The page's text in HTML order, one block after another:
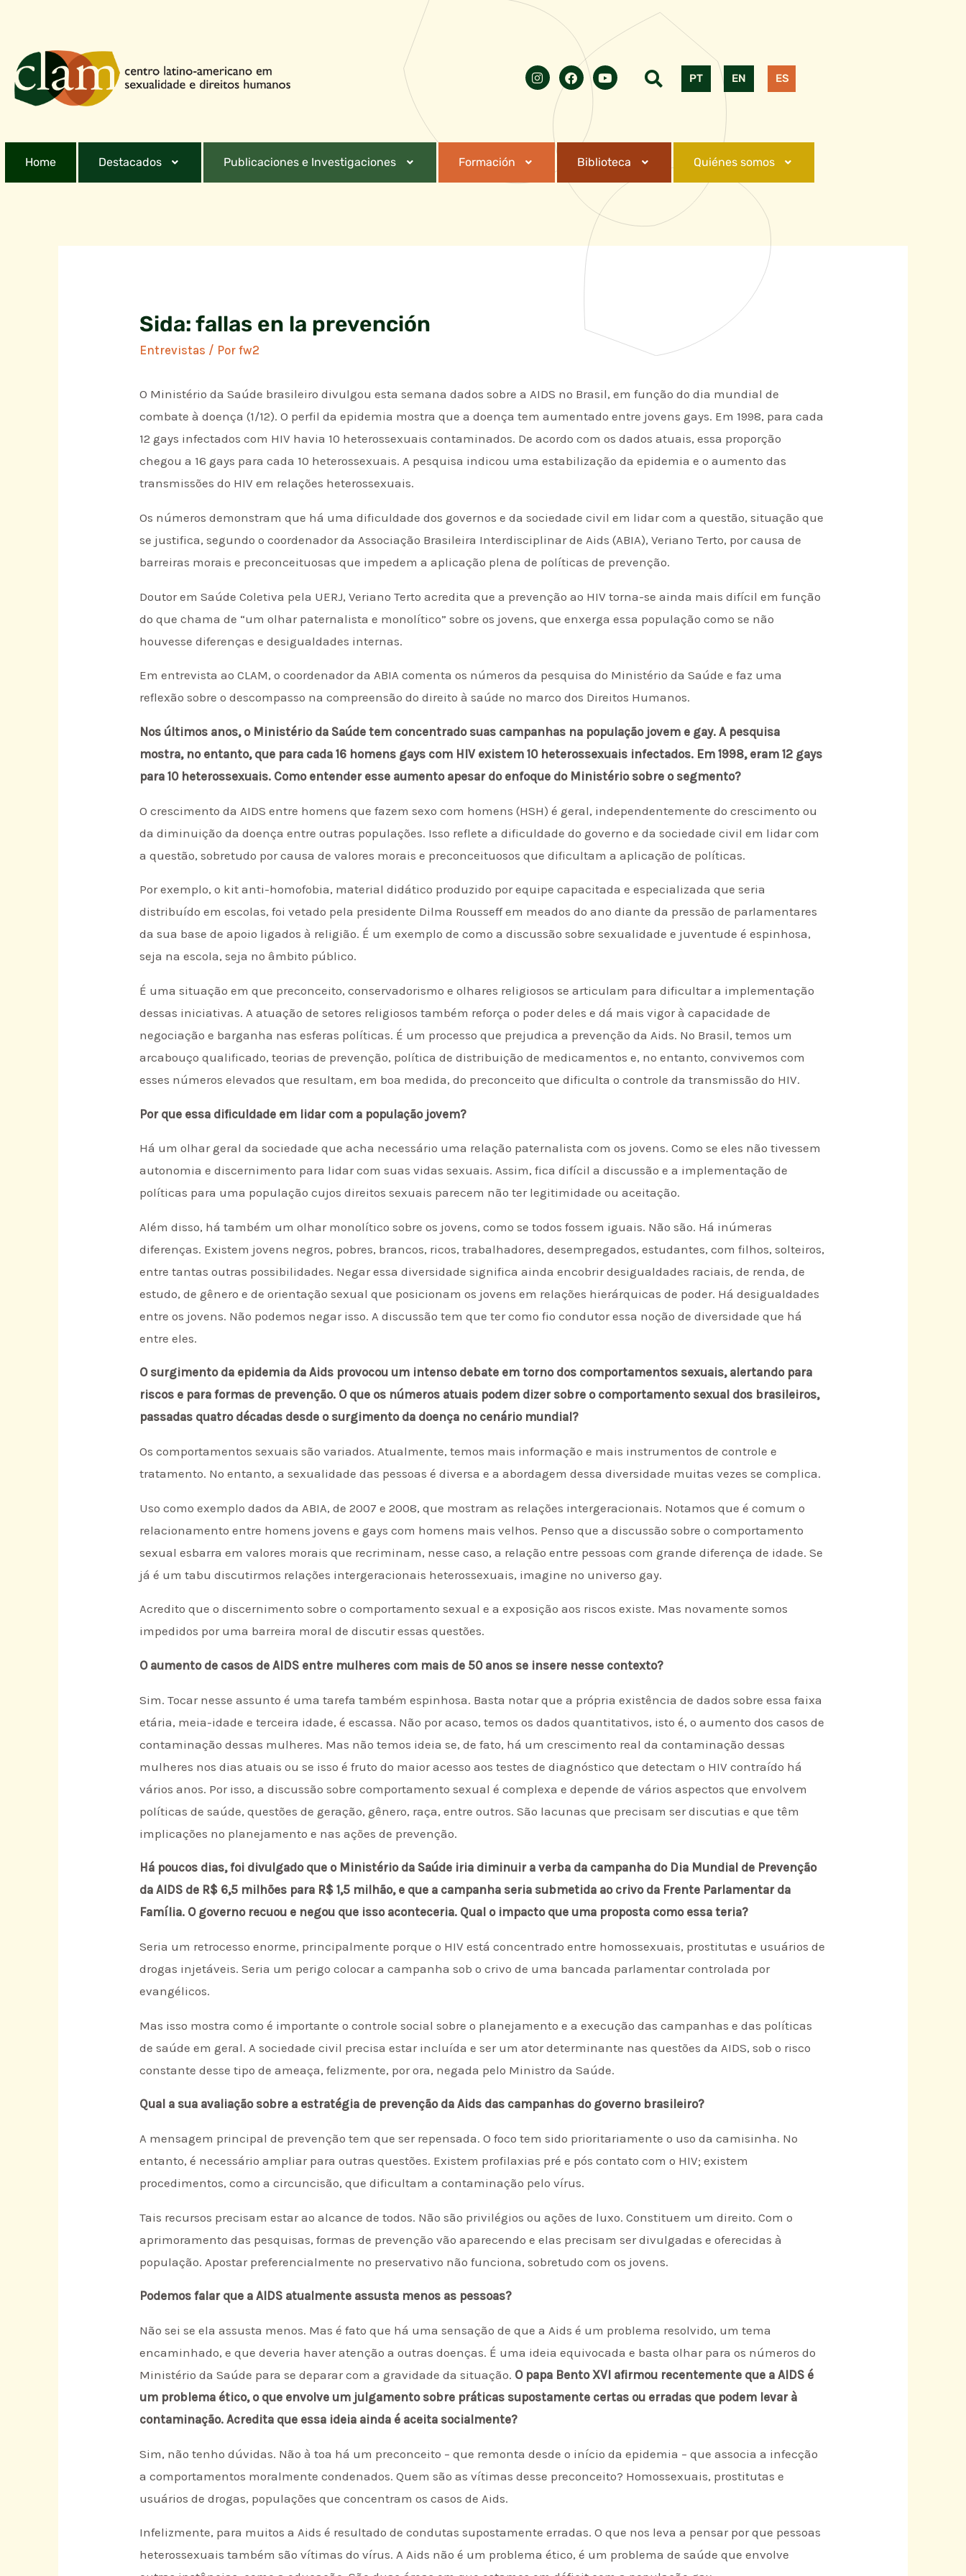
PT EN ES
Home Destacados Publicaciones e Investigaciones Formación Biblioteca Quiénes somos
Sida: fallas en la prevención
Entrevistas / Porfw2
O Ministério da Saúde brasileiro divulgou esta semana dados sobre a AIDS no Brasil, em função do dia mundial de
combate à doença (1/12). O perfil da epidemia mostra que a doença tem aumentado entre jovens gays. Em 1998, para cada
12 gays infectados com HIV havia 10 heterossexuais contaminados. De acordo com os dados atuais, essa proporção
chegou a 16 gays para cada 10 heterossexuais. A pesquisa indicou uma estabilização da epidemia e o aumento das
transmissões do HIV em relações heterossexuais.
Os números demonstram que há uma dificuldade dos governos e da sociedade civil em lidar com a questão, situação que
se justifica, segundo o coordenador da Associação Brasileira Interdisciplinar de Aids (ABIA), Veriano Terto, por causa de
barreiras morais e preconceituosas que impedem a aplicação plena de políticas de prevenção.
Doutor em Saúde Coletiva pela UERJ, Veriano Terto acredita que a prevenção ao HIV torna-se ainda mais difícil em função
do que chama de “um olhar paternalista e monolítico” sobre os jovens, que enxerga essa população como se não
houvesse diferenças e desigualdades internas.
Em entrevista ao CLAM, o coordenador da ABIA comenta os números da pesquisa do Ministério da Saúde e faz uma
reflexão sobre o descompasso na compreensão do direito à saúde no marco dos Direitos Humanos.
Nos últimos anos, o Ministério da Saúde tem concentrado suas campanhas na população jovem e gay. A pesquisa
mostra, no entanto, que para cada 16 homens gays com HIV existem 10 heterossexuais infectados. Em 1998, eram 12 gays
para 10 heterossexuais. Como entender esse aumento apesar do enfoque do Ministério sobre o segmento?
O crescimento da AIDS entre homens que fazem sexo com homens (HSH) é geral, independentemente do crescimento ou
da diminuição da doença entre outras populações. Isso reflete a dificuldade do governo e da sociedade civil em lidar com
a questão, sobretudo por causa de valores morais e preconceituosos que dificultam a aplicação de políticas.
Por exemplo, o kit anti-homofobia, material didático produzido por equipe capacitada e especializada que seria
distribuído em escolas, foi vetado pela presidente Dilma Rousseff em meados do ano diante da pressão de parlamentares
da sua base de apoio ligados à religião. É um exemplo de como a discussão sobre sexualidade e juventude é espinhosa,
seja na escola, seja no âmbito público.
É uma situação em que preconceito, conservadorismo e olhares religiosos se articulam para dificultar a implementação
dessas iniciativas. A atuação de setores religiosos também reforça o poder deles e dá mais vigor à capacidade de
negociação e barganha nas esferas políticas. É um processo que prejudica a prevenção da Aids. No Brasil, temos um
arcabouço qualificado, teorias de prevenção, política de distribuição de medicamentos e, no entanto, convivemos com
esses números elevados que resultam, em boa medida, do preconceito que dificulta o controle da transmissão do HIV.
Por que essa dificuldade em lidar com a população jovem?
Há um olhar geral da sociedade que acha necessário uma relação paternalista com os jovens. Como se eles não tivessem
autonomia e discernimento para lidar com suas vidas sexuais. Assim, fica difícil a discussão e a implementação de
políticas para uma população cujos direitos sexuais parecem não ter legitimidade ou aceitação.
Além disso, há também um olhar monolítico sobre os jovens, como se todos fossem iguais. Não são. Há inúmeras
diferenças. Existem jovens negros, pobres, brancos, ricos, trabalhadores, desempregados, estudantes, com filhos, solteiros,
entre tantas outras possibilidades. Negar essa diversidade significa ainda encobrir desigualdades raciais, de renda, de
estudo, de gênero e de orientação sexual que posicionam os jovens em relações hierárquicas de poder. Há desigualdades
entre os jovens. Não podemos negar isso. A discussão tem que ter como fio condutor essa noção de diversidade que há
entre eles.
O surgimento da epidemia da Aids provocou um intenso debate em torno dos comportamentos sexuais, alertando para
riscos e para formas de prevenção. O que os números atuais podem dizer sobre o comportamento sexual dos brasileiros,
passadas quatro décadas desde o surgimento da doença no cenário mundial?
Os comportamentos sexuais são variados. Atualmente, temos mais informação e mais instrumentos de controle e
tratamento. No entanto, a sexualidade das pessoas é diversa e a abordagem dessa diversidade muitas vezes se complica.
Uso como exemplo dados da ABIA, de 2007 e 2008, que mostram as relações intergeracionais. Notamos que é comum o
relacionamento entre homens jovens e gays com homens mais velhos. Penso que a discussão sobre o comportamento
sexual esbarra em valores morais que recriminam, nesse caso, a relação entre pessoas com grande diferença de idade. Se
já é um tabu discutirmos relações intergeracionais heterossexuais, imagine no universo gay.
Acredito que o discernimento sobre o comportamento sexual e a exposição aos riscos existe. Mas novamente somos
impedidos por uma barreira moral de discutir essas questões.
O aumento de casos de AIDS entre mulheres com mais de 50 anos se insere nesse contexto?
Sim. Tocar nesse assunto é uma tarefa também espinhosa. Basta notar que a própria existência de dados sobre essa faixa
etária, meia-idade e terceira idade, é escassa. Não por acaso, temos os dados quantitativos, isto é, o aumento dos casos de
contaminação dessas mulheres. Mas não temos ideia se, de fato, há um crescimento real da contaminação dessas
mulheres nos dias atuais ou se isso é fruto do maior acesso aos testes de diagnóstico que detectam o HIV contraído há
vários anos. Por isso, a discussão sobre comportamento sexual é complexa e depende de vários aspectos que envolvem
políticas de saúde, questões de geração, gênero, raça, entre outros. São lacunas que precisam ser discutias e que têm
implicações no planejamento e nas ações de prevenção.
Há poucos dias, foi divulgado que o Ministério da Saúde iria diminuir a verba da campanha do Dia Mundial de Prevenção
da AIDS de R$ 6,5 milhões para R$ 1,5 milhão, e que a campanha seria submetida ao crivo da Frente Parlamentar da
Família. O governo recuou e negou que isso aconteceria. Qual o impacto que uma proposta como essa teria?
Seria um retrocesso enorme, principalmente porque o HIV está concentrado entre homossexuais, prostitutas e usuários de
drogas injetáveis. Seria um perigo colocar a campanha sob o crivo de uma bancada parlamentar controlada por
evangélicos.
Mas isso mostra como é importante o controle social sobre o planejamento e a execução das campanhas e das políticas
de saúde em geral. A sociedade civil precisa estar incluída e ser um ator determinante nas questões da AIDS, sob o risco
constante desse tipo de ameaça, felizmente, por ora, negada pelo Ministro da Saúde.
Qual a sua avaliação sobre a estratégia de prevenção da Aids das campanhas do governo brasileiro?
A mensagem principal de prevenção tem que ser repensada. O foco tem sido prioritariamente o uso da camisinha. No
entanto, é necessário ampliar para outras questões. Existem profilaxias pré e pós contato com o HIV; existem
procedimentos, como a circuncisão, que dificultam a contaminação pelo vírus.
Tais recursos precisam estar ao alcance de todos. Não são privilégios ou ações de luxo. Constituem um direito. Com o
aprimoramento das pesquisas, formas de prevenção vão aparecendo e elas precisam ser divulgadas e oferecidas à
população. Apostar preferencialmente no preservativo não funciona, sobretudo com os jovens.
Podemos falar que a AIDS atualmente assusta menos as pessoas?
Não sei se ela assusta menos. Mas é fato que há uma sensação de que a Aids é um problema resolvido, um tema
encaminhado, e que deveria haver atenção a outras doenças. É uma ideia equivocada e basta olhar para os números do
Ministério da Saúde para se deparar com a gravidade da situação. O papa Bento XVI afirmou recentemente que a AIDS é
um problema ético, o que envolve um julgamento sobre práticas supostamente certas ou erradas que podem levar à
contaminação. Acredita que essa ideia ainda é aceita socialmente?
Sim, não tenho dúvidas. Não à toa há um preconceito – que remonta desde o início da epidemia – que associa a infecção
a comportamentos moralmente condenados. Quem são as vítimas desse preconceito? Homossexuais, prostitutas e
usuários de drogas, populações que concentram os casos de Aids.
Infelizmente, para muitos a Aids é resultado de condutas supostamente erradas. O que nos leva a pensar por que pessoas
heterossexuais também são vítimas do vírus. A Aids não é um problema ético, é um problema de saúde que envolve